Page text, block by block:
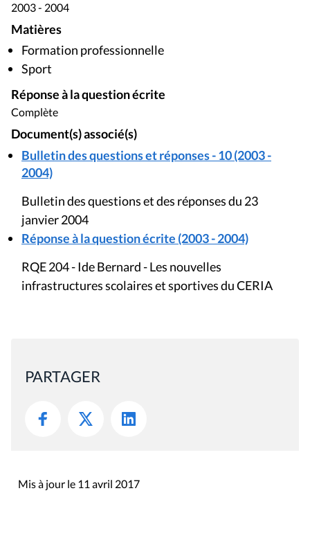
2003 - 2004
Matières
Formation professionnelle
Sport
Réponse à la question écrite
Complète
Document(s) associé(s)
Bulletin des questions et réponses - 10 (2003 -
2004)
Bulletin des questions et des réponses du 23
janvier 2004
Réponse à la question écrite (2003 - 2004)
RQE 204 - Ide Bernard - Les nouvelles
infrastructures scolaires et sportives du CERIA
PARTAGER
Mis à jour le 11 avril 2017